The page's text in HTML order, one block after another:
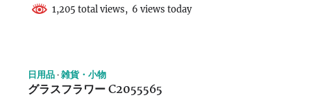
1,205 total views, 6 views today
日用品 雑貨・小物
グラスフラワー C2055565